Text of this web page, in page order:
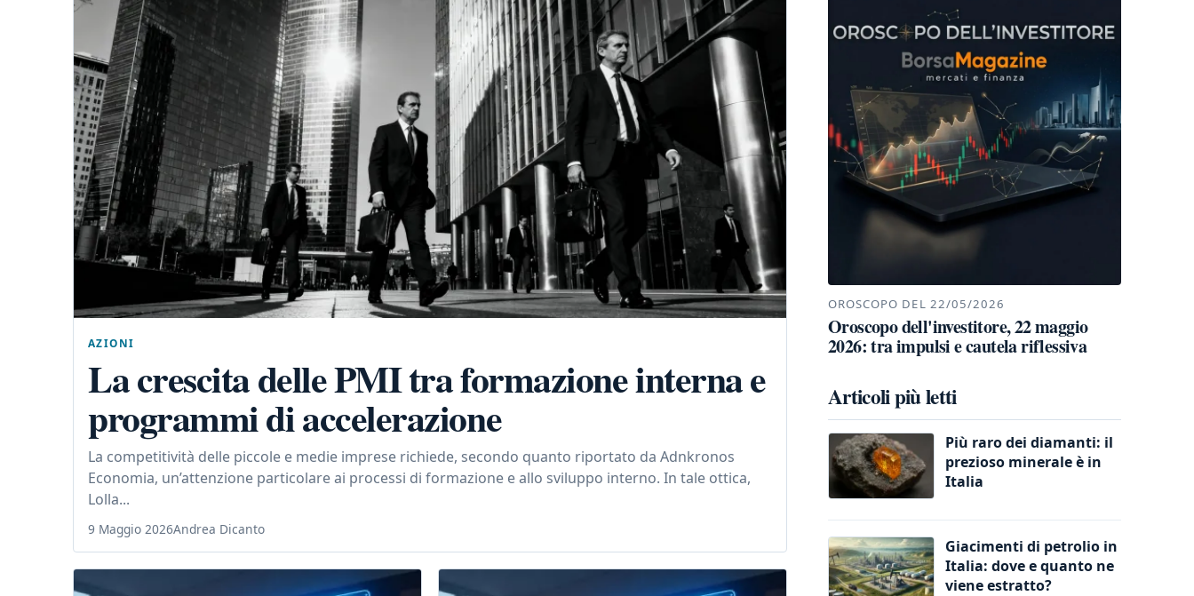
AZIONI
La crescita delle PMI tra formazione interna e
programmi di accelerazione
La competitività delle piccole e medie imprese richiede, secondo quanto riportato da Adnkronos
Economia, un’attenzione particolare ai processi di formazione e allo sviluppo interno. In tale ottica,
Lolla...
9 Maggio 2026Andrea Dicanto
OROSCOPO DEL 22/05/2026
Oroscopo dell'investitore, 22 maggio
2026: tra impulsi e cautela riflessiva
Articoli più letti
Più raro dei diamanti: il
prezioso minerale è in
Italia
Giacimenti di petrolio in
Italia: dove e quanto ne
viene estratto?